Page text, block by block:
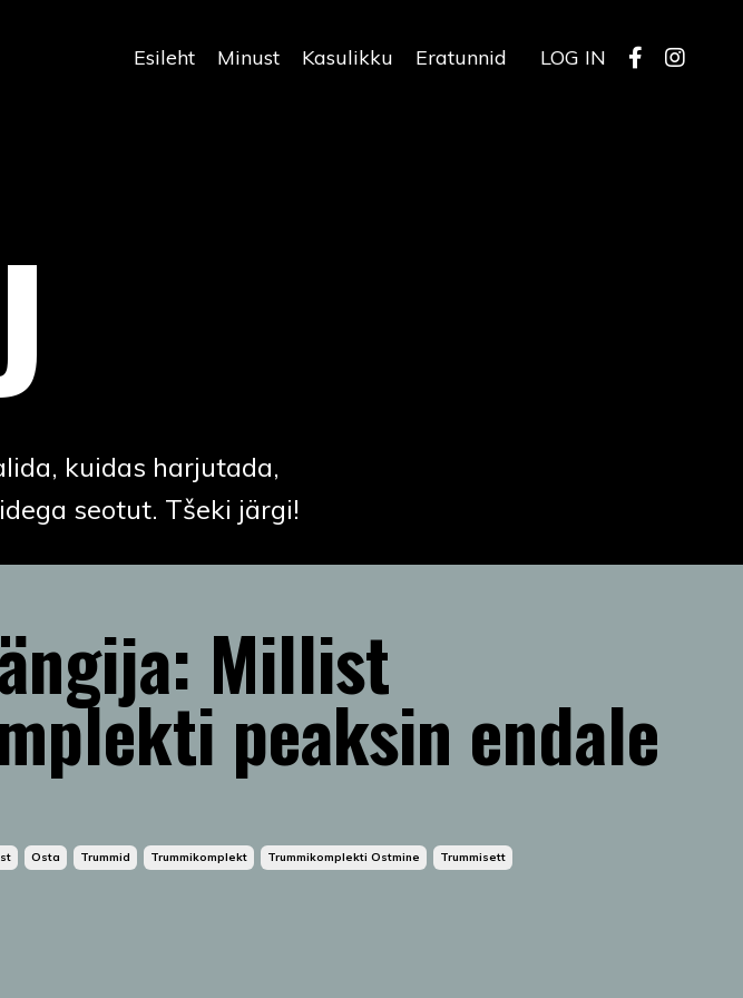
Esileht Minust Kasulikku Eratunnid LOG IN
kuidas harjutada,
seotut. Tšeki järgi!
Millist
peaksin endale
Osta Trummid Trummikomplekt Trummikomplekti Ostmine Trummisett